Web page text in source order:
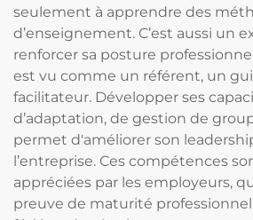
seulement à apprendre des
d’enseignement. C’est aussi un
renforcer sa posture
est vu comme un référent, un
facilitateur. Développer ses
d’adaptation, de gestion de
permet d'améliorer son
l’entreprise. Ces compétences
appréciées par les employeurs,
preuve de maturité